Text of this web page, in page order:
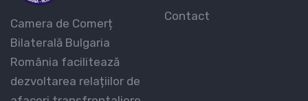
Camera de Comerț
Bilaterală Bulgaria
România facilitează
dezvoltarea relațiilor de
Contact